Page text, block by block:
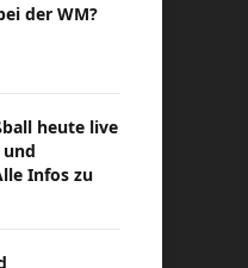
der WM?
heute live
und
Infos zu